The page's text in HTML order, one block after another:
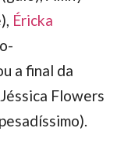
Éricka
a final da
Flowers